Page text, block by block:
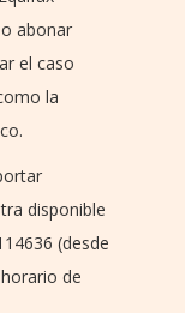
abonar
el caso
la
disponible
(desde
de